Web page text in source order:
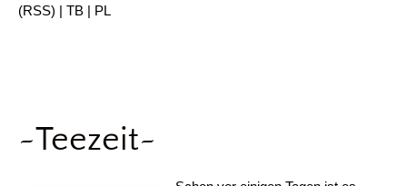
(RSS) | TB | PL
~Teezeit~